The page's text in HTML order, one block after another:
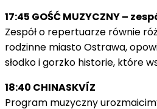
17:45 GOŚĆ MUZYCZNY –
Zespół o repertuarze równie
rodzinne miasto Ostrawa,
słodko i gorzko historie, które
18:40 CHINASKVÍZ
Program muzyczny